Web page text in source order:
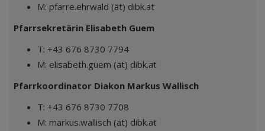
M: pfarre.ehrwald (ät) dibk.at
Pfarrsekretärin Elisabeth Guem
T: +43 676 8730 7794
M: elisabeth.guem (ät) dibk.at
Pfarrkoordinator Diakon Markus Wallisch
T: +43 676 8730 7708
M: markus.wallisch (ät) dibk.at